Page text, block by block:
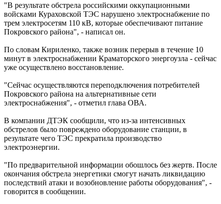
"В результате обстрела российскими оккупационными
войсками Кураховской ТЭС нарушено электроснабжение по
трем электросетям 110 кВ, которые обеспечивают питание
Покровского района", - написал он.
По словам Кириленко, также возник перерыв в течение 10
минут в электроснабжении Краматорского энергоузла - сейчас
уже осуществлено восстановление.
"Сейчас осуществляются переподключения потребителей
Покровского района на альтернативные сети
электроснабжения", - отметил глава ОВА.
В компании ДТЭК сообщили, что из-за интенсивных
обстрелов было повреждено оборудование станции, в
результате чего ТЭС прекратила производство
электроэнергии.
"По предварительной информации обошлось без жертв. После
окончания обстрела энергетики смогут начать ликвидацию
последствий атаки и возобновление работы оборудования", -
говорится в сообщении.